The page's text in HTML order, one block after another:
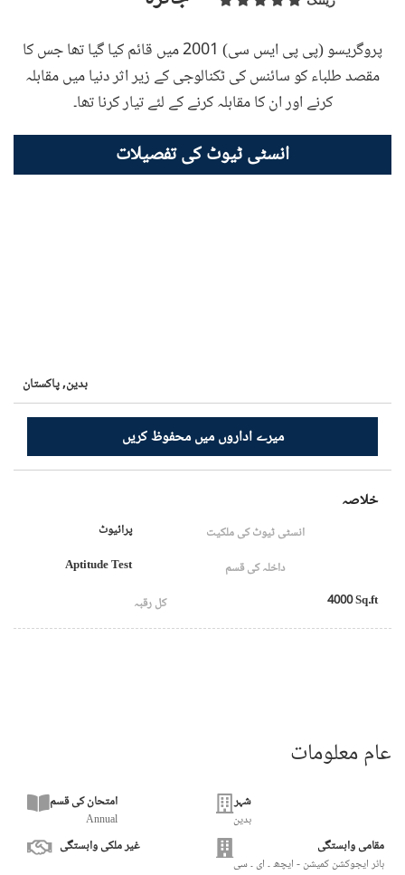
پروگریسو (پی پی ایس سی) 2001 میں قائم کیا گیا تھا جس کا
مقصد طلباء کو سائنس کی ٹکنالوجی کے زیر اثر دنیا میں مقابلہ
کرنے اور ان کا مقابلہ کرنے کے لئے تیار کرنا تھا۔
انسٹی ٹیوٹ کی تفصیلات
بدین,پاکستان
میرے اداروں میں محفوظ کریں
خلاصہ
انسٹی ٹیوٹ کی ملکیت
پرائیوٹ
داخلہ کی قسم
Aptitude Test
کل رقبہ
4000 Sq.ft
عام معلومات
شہر
بدین
امتحان کی قسم
Annual
مقامی وابستگی
ہائر ایجوکشن کمیشن - ایچھ ۔ ای ۔ سی
غیر ملکی وابستگی